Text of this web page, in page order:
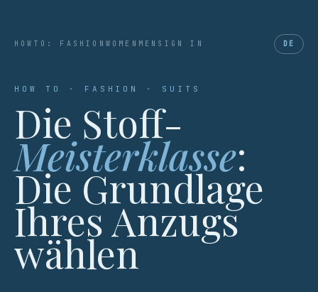
HOWTO: FASHION WOMEN MEN SIGN IN DE
HOW TO · FASHION · SUITS
Die Stoff-
Meisterklasse:
Die Grundlage
Ihres Anzugs
wählen